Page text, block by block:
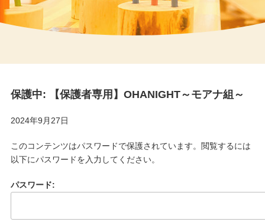
保護中: 【保護者専用】OHANIGHT～モアナ組～
2024年9月27日
このコンテンツはパスワードで保護されています。閲覧するには
以下にパスワードを入力してください。
パスワード: